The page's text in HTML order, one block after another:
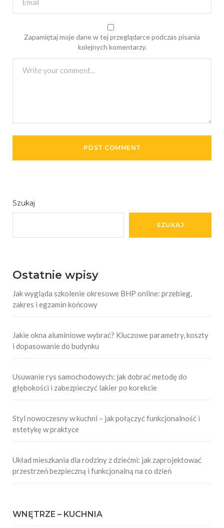
Zapamiętaj moje dane w tej przeglądarce podczas pisania
kolejnych komentarzy.
Szukaj
SZUKAJ
Ostatnie wpisy
Jak wygląda szkolenie okresowe BHP online: przebieg,
zakres i egzamin końcowy
Jakie okna aluminiowe wybrać? Kluczowe parametry, koszty
i dopasowanie do budynku
Usuwanie rys samochodowych: jak dobrać metodę do
głębokości i zabezpieczyć lakier po korekcie
Styl nowoczesny w kuchni – jak połączyć funkcjonalność i
estetykę w praktyce
Układ mieszkania dla rodziny z dziećmi: jak zaprojektować
przestrzeń bezpieczną i funkcjonalną na co dzień
WNĘTRZE – KUCHNIA